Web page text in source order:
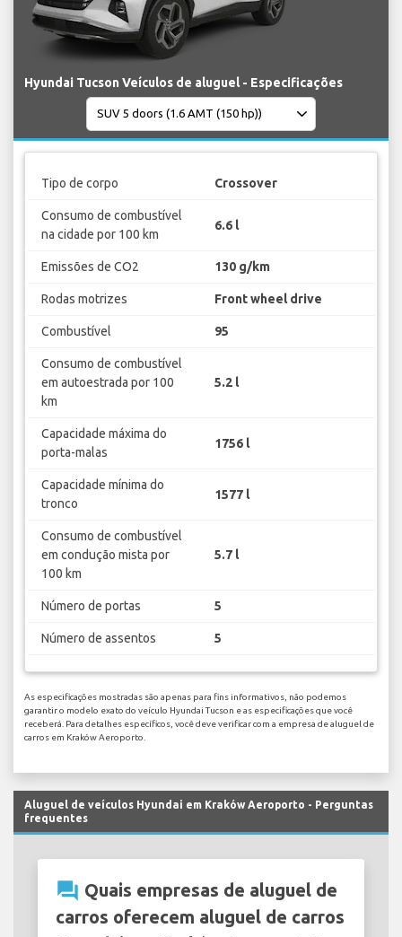
Hyundai Tucson Veículos de aluguel - Especificações
Tipo de corpo Crossover
Consumo de combustível
na cidade por 100 km
6.6 l
Emissões de CO2 130 g/km
Rodas motrizes Front wheel drive
Combustível 95
Consumo de combustível
em autoestrada por 100
km
5.2 l
Capacidade máxima do
porta-malas
1756 l
Capacidade mínima do
tronco
1577 l
Consumo de combustível
em condução mista por
100 km
5.7 l
Número de portas 5
Número de assentos 5
As especificações mostradas são apenas para fins informativos, não podemos
garantir o modelo exato do veículo Hyundai Tucson e as especificações que você
receberá. Para detalhes específicos, você deve verificar com a empresa de aluguel de
carros em Kraków Aeroporto.
Aluguel de veículos Hyundai em Kraków Aeroporto - Perguntas
frequentes
question_answer Quais empresas de aluguel de
carros oferecem aluguel de carros